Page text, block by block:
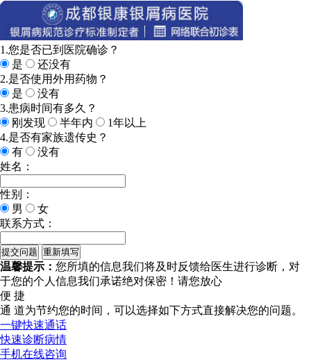
1.您是否已到医院确诊？
是
还没有
2.是否使用外用药物？
是
没有
3.患病时间有多久？
刚发现
半年内
1年以上
4.是否有家族遗传史？
有
没有
姓名：
性别：
男
女
联系方式：
温馨提示： 您所填的信息我们将及时反馈给医生进行诊断，对
于您的个人信息我们承诺绝对保密！请您放心
便 捷
通 道为节约您的时间，可以选择如下方式直接解决您的问题。
一键快速通话
快速诊断病情
手机在线咨询